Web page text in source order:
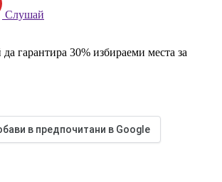
Слушай
гарантира 30% избираеми места за
в предпочитани в Google